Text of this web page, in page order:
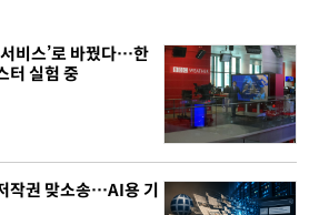
비스’로 바꿨다…한
터 실험 중
작권 맞소송…AI용 기